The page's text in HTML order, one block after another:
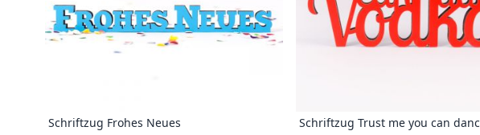
Schriftzug Frohes Neues Schriftzug Trust me you can